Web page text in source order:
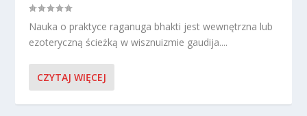
Nauka o praktyce raganuga bhakti jest wewnętrzna lub
ezoteryczną ścieżką w wisznuizmie gaudija....
CZYTAJ WIĘCEJ